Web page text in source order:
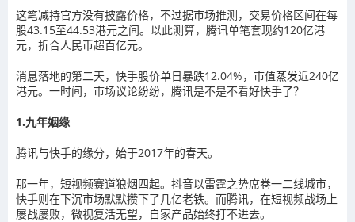
这笔减持官方没有披露价格，不过据市场推测，交易价格区间在每
股43.15至44.53港元之间。以此测算，腾讯单笔套现约120亿港
元，折合人民币超百亿元。
消息落地的第二天，快手股价单日暴跌12.04%，市值蒸发近240亿
港元。一时间，市场议论纷纷，腾讯是不是不看好快手了？
1.九年姻缘
腾讯与快手的缘分，始于2017年的春天。
那一年，短视频赛道狼烟四起。抖音以雷霆之势席卷一二线城市，
快手则在下沉市场默默攒下了几亿老铁。而腾讯，在短视频战场上
屡战屡败，微视复活无望，自家产品始终打不进去。